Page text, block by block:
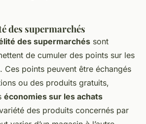
des supermarchés
des supermarchés sont
de cumuler des points sur les
Ces points peuvent être échangés
ou des produits gratuits,
économies sur les achats
des produits concernés par